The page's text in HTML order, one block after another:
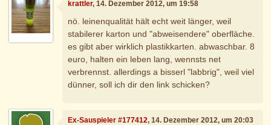
krattler, 14. Dezember 2012, um 19:58
nö. leinenqualität hält echt weit länger, weil
stabilerer karton und "abweisendere" oberfläche.
es gibt aber wirklich plastikkarten. abwaschbar. 8
euro, halten ein leben lang, wennsts net
verbrennst. allerdings a bisserl "labbrig", weil viel
dünner, soll ich dir den link schicken?
Ex-Sauspieler #177412, 14. Dezember 2012, um 20:03